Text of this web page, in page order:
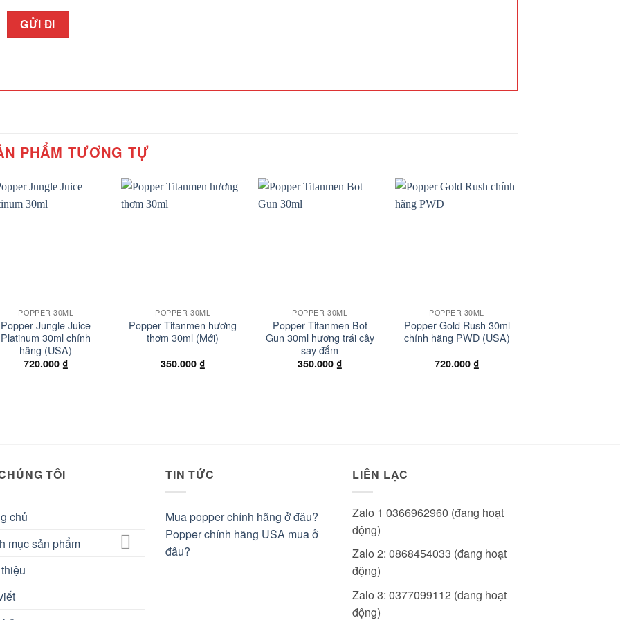
PHẨM TƯƠNG TỰ
POPPER 30ML
Popper Jungle Juice
Platinum 30ml chính
hãng (USA)
720.000 ₫
POPPER 30ML
Popper Titanmen hương
thơm 30ml (Mới)
350.000 ₫
POPPER 30ML
Popper Titanmen Bot
Gun 30ml hương trái cây
say đắm
350.000 ₫
POPPER 30ML
Popper Gold Rush 30ml
chính hãng PWD (USA)
720.000 ₫
TÔI
chủ
mục sản phẩm
TIN TỨC
Mua popper chính hãng ở đâu?
Popper chính hãng USA mua ở
đâu?
LIÊN LẠC
Zalo 1 0366962960 (đang hoạt
động)
Zalo 2: 0868454033 (đang hoạt
động)
Zalo 3: 0377099112 (đang hoạt
động)